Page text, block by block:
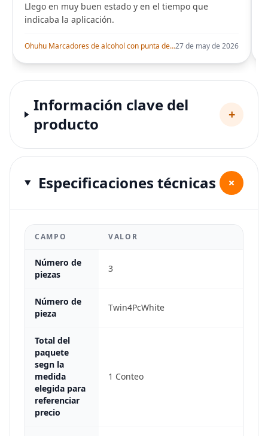
Llego en muy buen estado y en el tiempo que
indicaba la aplicación.
Ohuhu Marcadores de alcohol con punta de pincel – Juego de marcadores artísticos de doble punta con certificación AP para artistas adultos27 de may de 2026
Información clave del
producto
+
Especificaciones técnicas +
CAMPO VALOR
Número de
piezas
3
Número de
pieza
Twin4PcWhite
Total del
paquete
segn la
medida
elegida para
referenciar
precio
1 Conteo